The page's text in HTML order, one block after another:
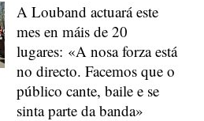
A Louband actuará este
mes en máis de 20
lugares: «A nosa forza está
no directo. Facemos que o
público cante, baile e se
sinta parte da banda»